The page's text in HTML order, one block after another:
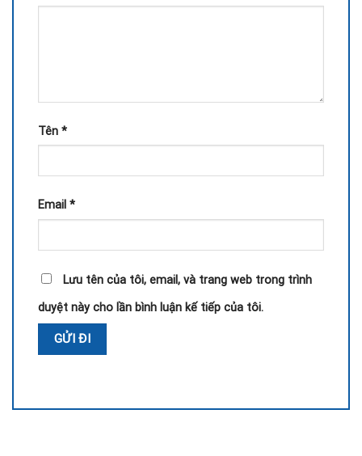
Tên *
Email *
Lưu tên của tôi, email, và trang web trong trình
duyệt này cho lần bình luận kế tiếp của tôi.